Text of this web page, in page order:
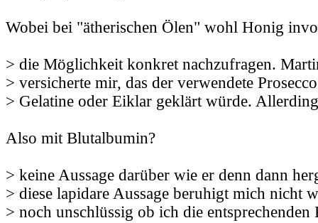
Wobei bei "ätherischen Ölen" wohl Honig
> die Möglichkeit konkret nachzufragen.
> versicherte mir, das der verwendete
> Gelatine oder Eiklar geklärt würde.
Also mit Blutalbumin?
> keine Aussage darüber wie er denn dann
> diese lapidare Aussage beruhigt mich nicht
> noch unschlüssig ob ich die entsprechenden